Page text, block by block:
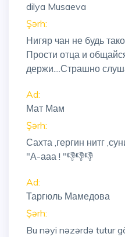
dilya Musaeva
Şərh:
Нигяр чан не будь
Прости отца и
держи....Страшно
Ad:
Мат Мам
Şərh:
Сахта ,гергин нитг
"А-ааа ! "👎👎👎
Ad:
Таргюль Мамедова
Şərh:
Bu nəyi nəzərdə tutur